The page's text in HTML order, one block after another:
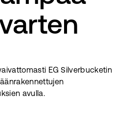
EG Silverbucketin
avulla.